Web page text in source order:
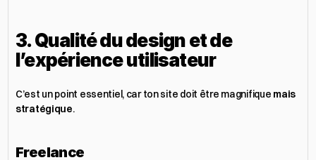
3. Qualité du design et de
l’expérience utilisateur
C’est un point essentiel, car ton site doit être magnifique mais
stratégique.
Freelance